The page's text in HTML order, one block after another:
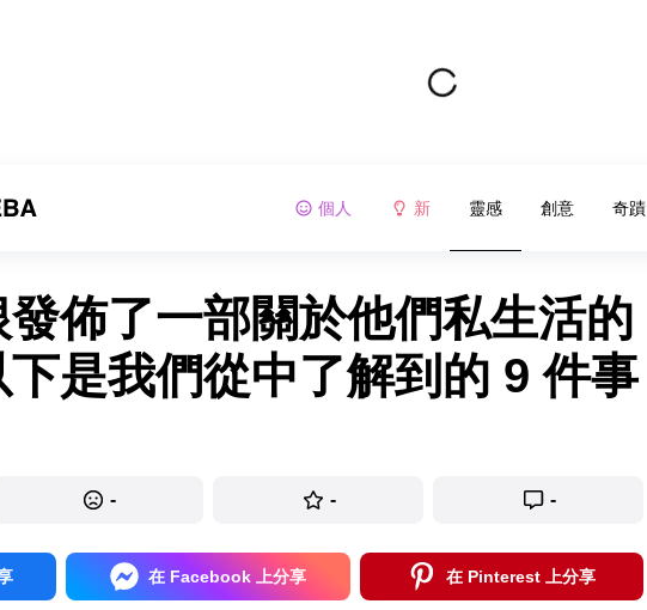
個人 新 靈感 創意 奇蹟
佈了一部關於他們私生活的
是我們從中了解到的 9 件事
- - -
在 Facebook 上分享 在 Pinterest 上分享